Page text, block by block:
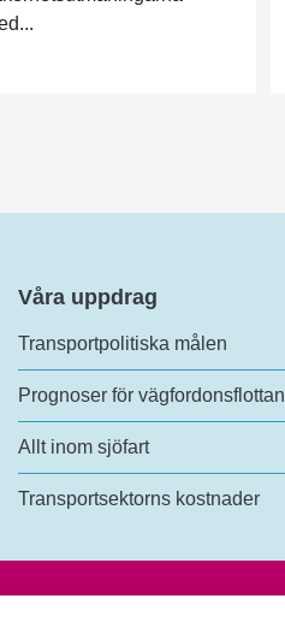
Våra uppdrag
Transportpolitiska målen
Prognoser för vägfordonsflottan
Allt inom sjöfart
Transportsektorns kostnader